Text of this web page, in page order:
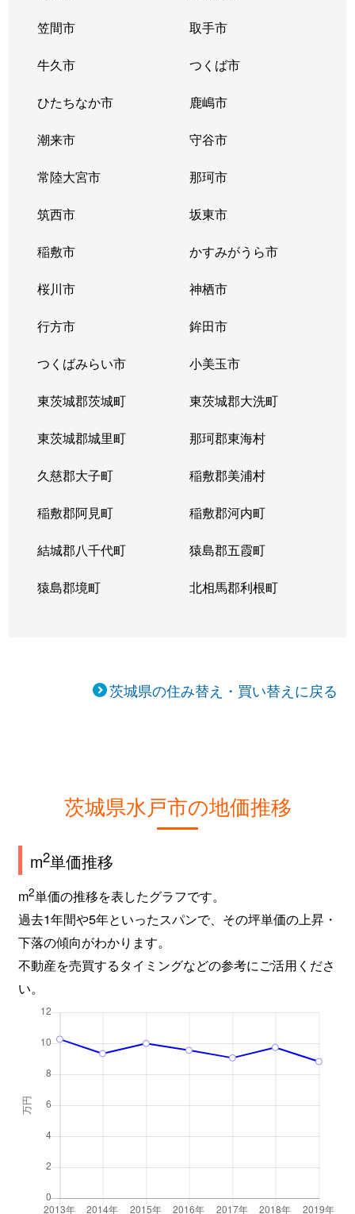
笠間市 取手市
牛久市 つくば市
ひたちなか市 鹿嶋市
潮来市 守谷市
常陸大宮市 那珂市
筑西市 坂東市
稲敷市 かすみがうら市
桜川市 神栖市
行方市 鉾田市
つくばみらい市 小美玉市
東茨城郡茨城町 東茨城郡大洗町
東茨城郡城里町 那珂郡東海村
久慈郡大子町 稲敷郡美浦村
稲敷郡阿見町 稲敷郡河内町
結城郡八千代町 猿島郡五霞町
猿島郡境町 北相馬郡利根町
茨城県の住み替え・買い替えに戻る
茨城県水戸市の地価推移
m2単価推移
m2単価の推移を表したグラフです。
過去1年間や5年といったスパンで、その坪単価の上昇・
下落の傾向がわかります。
不動産を売買するタイミングなどの参考にご活用くださ
い。